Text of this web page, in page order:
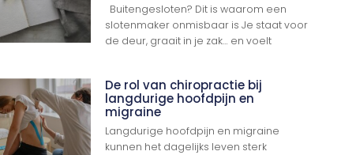
Buitengesloten? Dit is waarom een
slotenmaker onmisbaar is Je staat voor
de deur, graait in je zak… en voelt
De rol van chiropractie bij
langdurige hoofdpijn en
migraine
Langdurige hoofdpijn en migraine
kunnen het dagelijks leven sterk